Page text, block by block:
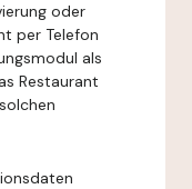
oder
per Telefon
als
Restaurant